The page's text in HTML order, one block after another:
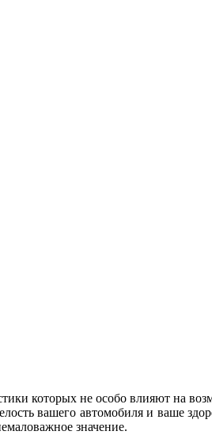
которых не особо влияют на
вашего автомобиля и ваше
значение.